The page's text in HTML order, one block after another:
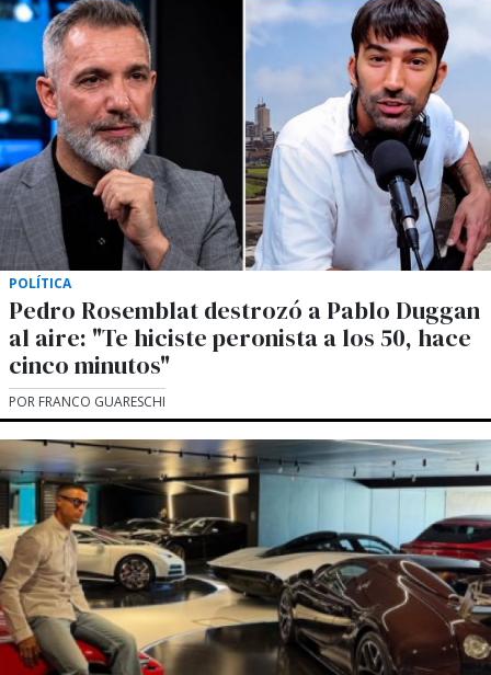
POLÍTICA
Pedro Rosemblat destrozó a Pablo Duggan
al aire: "Te hiciste peronista a los 50, hace
cinco minutos"
POR FRANCO GUARESCHI